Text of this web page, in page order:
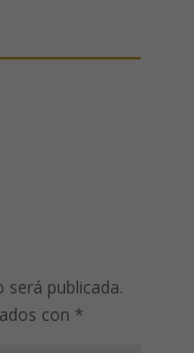
publicada.
con *